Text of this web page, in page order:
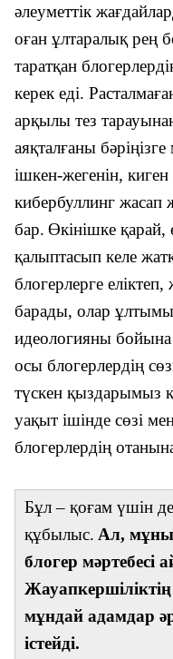
әлеуметтік
оған ұлтаралық рең
таратқан
керек еді.
арқылы тез
аяқталғаны бәріңізге
ішкен-жегенін,
кибербуллинг жасап
бар. Өкінішке қарай,
қалыптасып келе
блогерлерге
барады, олар
идеологияны бойына
осы блогерлердің
түскен қыздарымыз
уақыт ішінде сөзі
блогерлердің
Бұл – қоғам үшін
құбылыс. Ал,
блогер мәртебесі
Жауапкершіліктің
мұндай адамдар
істейді.